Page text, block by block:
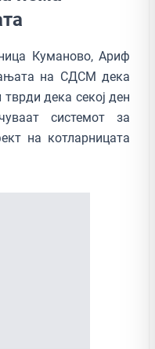
Куманово, Ариф
на СДСМ дека
дека секој ден
системот за
на котларницата